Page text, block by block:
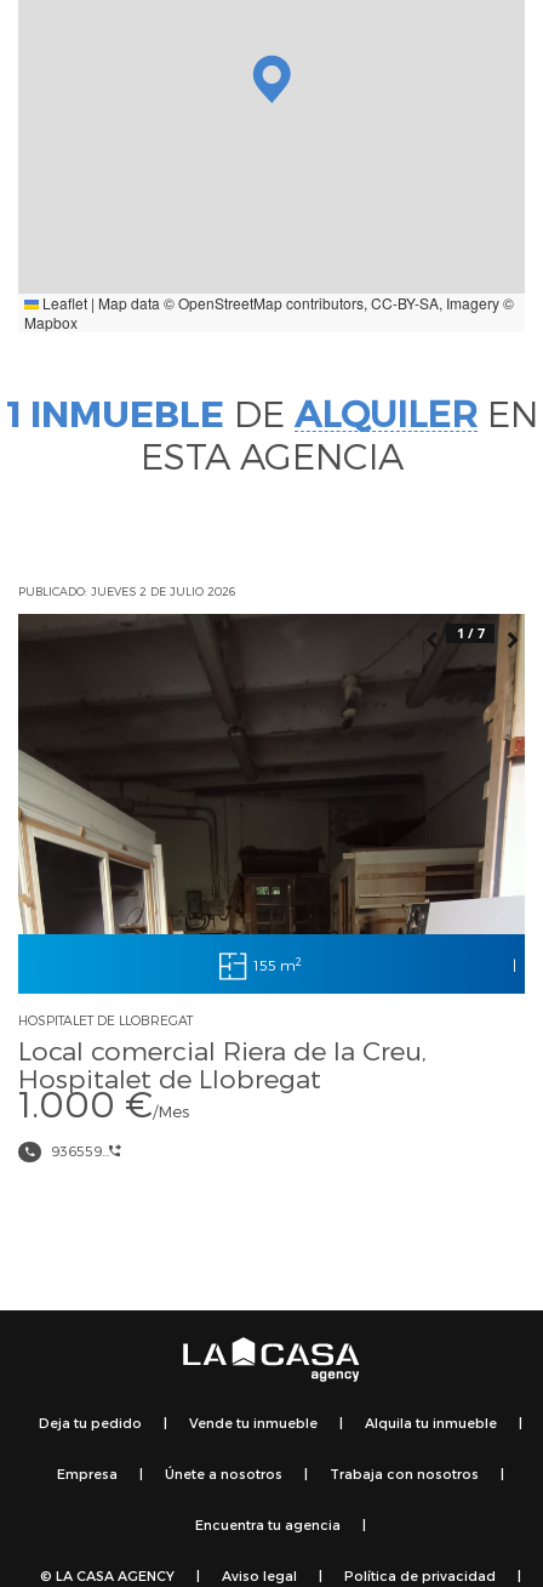
Leaflet | Map data ©OpenStreetMapcontributors, CC-BY-SA, Imagery ©
Mapbox
1 INMUEBLE DE ALQUILEREN
ESTA AGENCIA
PUBLICADO: JUEVES 2 DE JULIO 2026
1 / 7
155 m2 |
HOSPITALET DE LLOBREGAT
Local comercial Riera de la Creu,
Hospitalet de Llobregat
1.000 €/Mes
936559...
Deja tu pedido Vende tu inmueble Alquila tu inmueble
Empresa Únete a nosotros Trabaja con nosotros
Encuentra tu agencia
© LA CASA AGENCY Aviso legal Política de privacidad